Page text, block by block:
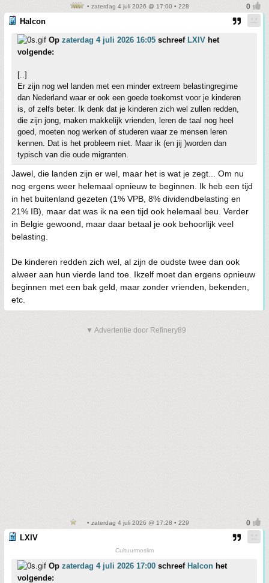
• zaterdag 4 juli 2026 @ 17:00 • 228
Halcon
Op zaterdag 4 juli 2026 16:05 schreef LXIV het
volgende:
[..]
Er zijn nog wel landen met een minder extreem belastingregime
dan Nederland waar er ook een goede toekomst voor je kinderen
is, of zelfs beter. Ik denk dat je kinderen zich wel zullen redden,
die zijn jong, maken makkelijk vrienden, leren de taal nog heel
goed, moeten nog werken of studeren waar ze mensen leren
kennen. Dat is het probleem niet. Maar ik (en jij )worden dan
typisch van die oude migranten.
Jawel, die landen zijn er wel, maar het is wat je zegt... Om nu
nog ergens weer helemaal opnieuw te beginnen. Ik heb een tijd
in het buitenland gezeten (1% VPB, 8% dividendbelasting en
21% IB), maar dat was ik na een tijd ook helemaal beu. Verder
in Belgie gewoond, maar daar betaal je ook behoorlijk veel
belasting.
De kinderen redden zich wel, al zijn de oudste twee dan ook
alweer aan hun vierde land toe. Ikzelf moet dan ergens opnieuw
beginnen met een bak geld, maar zonder vrienden, bekenden,
etc.
▼ Advertentie door Refinery89
• zaterdag 4 juli 2026 @ 17:28 • 229
LXIV
Cultuurmoslim
Op zaterdag 4 juli 2026 17:00 schreef Halcon het
volgende: